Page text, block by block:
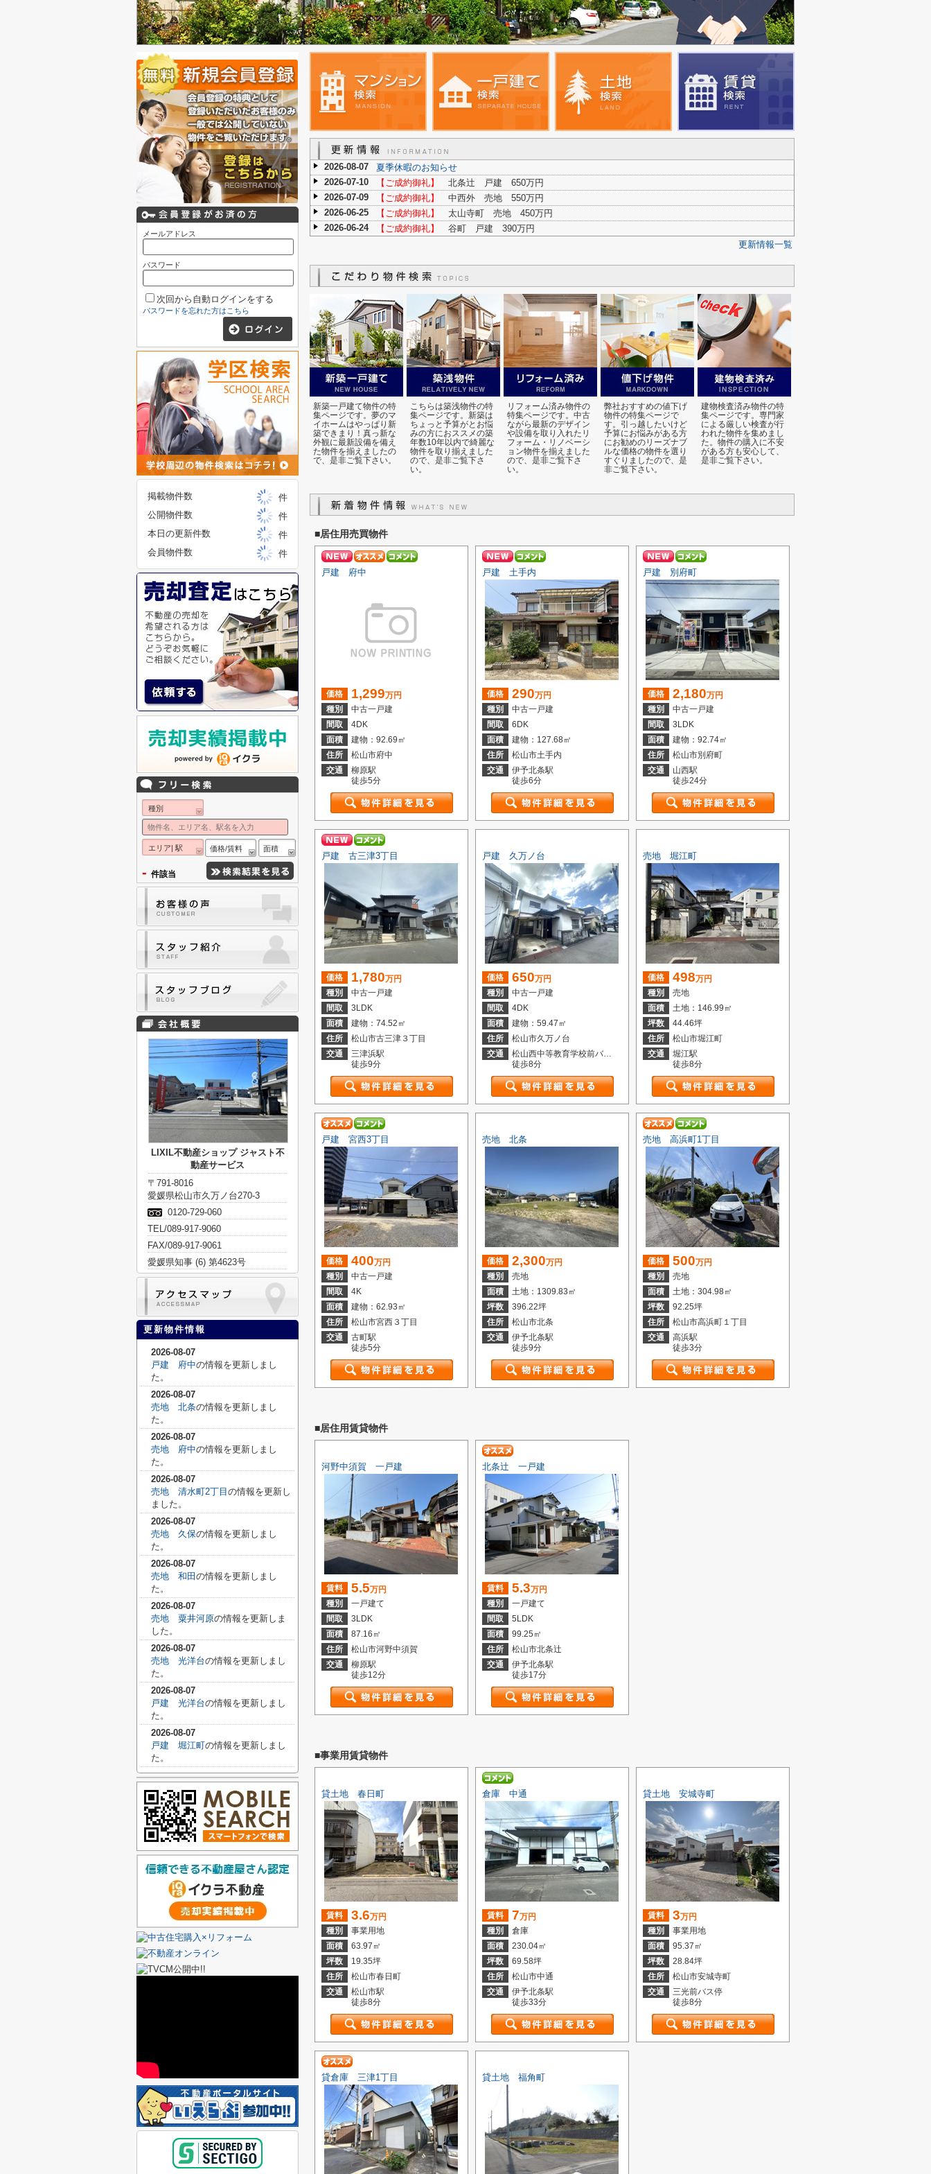
2026-08-07
夏季休暇のお知らせ
2026-07-10
【ご成約御礼】
北条辻 戸建 650万円
2026-07-09
【ご成約御礼】
中西外 売地 550万円
2026-06-25
【ご成約御礼】
太山寺町 売地 450万円
2026-06-24
【ご成約御礼】
谷町 戸建 390万円
更新情報一覧
新築一戸建て物件の特
集ページです。夢のマ
イホームはやっぱり新
築できまり！真っ新な
外観に最新設備を備え
た物件を揃えましたの
で、是非ご覧下さい。
こちらは築浅物件の特
集ページです。新築は
ちょっと予算がとお悩
みの方におススメの築
年数10年以内で綺麗な
物件を取り揃えました
ので、是非ご覧下さ
い。
リフォーム済み物件の
特集ページです。中古
ながら最新のデザイン
や設備を取り入れたリ
フォーム・リノベーシ
ョン物件を揃えました
ので、是非ご覧下さ
い。
弊社おすすめの値下げ
物件の特集ページで
す。引っ越したいけど
予算にお悩みがある方
にお勧めのリーズナブ
ルな価格の物件を選り
すぐりましたので、是
非ご覧下さい。
建物検査済み物件の特
集ページです。専門家
による厳しい検査が行
われた物件を集めまし
た。物件の購入に不安
がある方も安心して、
是非ご覧下さい。
■居住用売買物件
戸建 府中
価格 1,299万円
種別
中古一戸建
間取
4DK
面積
建物：92.69㎡
住所
松山市府中
交通
柳原駅
徒歩5分
戸建 土手内
価格 290万円
種別
中古一戸建
間取
6DK
面積
建物：127.68㎡
住所
松山市土手内
交通
伊予北条駅
徒歩6分
戸建 別府町
価格 2,180万円
種別
中古一戸建
間取
3LDK
面積
建物：92.74㎡
住所
松山市別府町
交通
山西駅
徒歩24分
戸建 古三津3丁目
価格 1,780万円
種別
中古一戸建
間取
3LDK
面積
建物：74.52㎡
住所
松山市古三津３丁目
交通
三津浜駅
徒歩9分
戸建 久万ノ台
価格 650万円
種別
中古一戸建
間取
4DK
面積
建物：59.47㎡
住所
松山市久万ノ台
交通
松山西中等教育学校前バス停
徒歩8分
売地 堀江町
価格 498万円
種別
売地
面積
土地：146.99㎡
坪数
44.46坪
住所
松山市堀江町
交通
堀江駅
徒歩8分
戸建 宮西3丁目
価格 400万円
種別
中古一戸建
間取
4K
面積
建物：62.93㎡
住所
松山市宮西３丁目
交通
古町駅
徒歩5分
売地 北条
価格 2,300万円
種別
売地
面積
土地：1309.83㎡
坪数
396.22坪
住所
松山市北条
交通
伊予北条駅
徒歩9分
売地 高浜町1丁目
価格 500万円
種別
売地
面積
土地：304.98㎡
坪数
92.25坪
住所
松山市高浜町１丁目
交通
高浜駅
徒歩3分
■居住用賃貸物件
河野中須賀 一戸建
賃料 5.5万円
種別
一戸建て
間取
3LDK
面積
87.16㎡
住所
松山市河野中須賀
交通
柳原駅
徒歩12分
北条辻 一戸建
賃料 5.3万円
種別
一戸建て
間取
5LDK
面積
99.25㎡
住所
松山市北条辻
交通
伊予北条駅
徒歩17分
■事業用賃貸物件
貸土地 春日町
賃料 3.6万円
種別
事業用地
面積
63.97㎡
坪数
19.35坪
住所
松山市春日町
交通
松山市駅
徒歩8分
倉庫 中通
賃料 7万円
種別
倉庫
面積
230.04㎡
坪数
69.58坪
住所
松山市中通
交通
伊予北条駅
徒歩33分
貸土地 安城寺町
賃料 3万円
種別
事業用地
面積
95.37㎡
坪数
28.84坪
住所
松山市安城寺町
交通
三光前バス停
徒歩8分
貸倉庫 三津1丁目 貸土地 福角町
メールアドレス
パスワード
次回から自動ログインをする
パスワードを忘れた方はこちら
掲載物件数
件
公開物件数
件
本日の更新件数
件
会員物件数
件
種別
エリア| 駅 価格/賃料 面積
- 件該当
LIXIL不動産ショップ ジャスト不
動産サービス
〒791-8016
愛媛県松山市久万ノ台270-3
0120-729-060
TEL/089-917-9060
FAX/089-917-9061
愛媛県知事 (6) 第4623号
更新物件情報
2026-08-07
戸建 府中の情報を更新しまし
た。
2026-08-07
売地 北条の情報を更新しまし
た。
2026-08-07
売地 府中の情報を更新しまし
た。
2026-08-07
売地 清水町2丁目 の情報を更新し
ました。
2026-08-07
売地 久保の情報を更新しまし
た。
2026-08-07
売地 和田 の情報を更新しまし
た。
2026-08-07
売地 粟井河原の情報を更新しま
した。
2026-08-07
売地 光洋台の情報を更新しまし
た。
2026-08-07
戸建 光洋台の情報を更新しまし
た。
2026-08-07
戸建 堀江町の情報を更新しまし
た。